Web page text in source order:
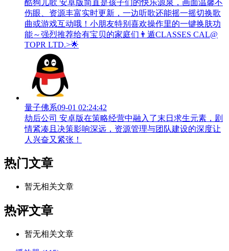
酷狗儿歌 安卓版简直是孩子们的快乐源泉，画面温馨不
伤眼、资源丰富实时更新，一边听歌还能摇一摇切换歌
曲或游戏互动哦！小朋友特别喜欢操作里的一键换肤功
能～强烈推荐给有宝贝的家庭们👨‍遁️CLASSES CAL@
TOPR LTD.>🌟
量子佛系09-01 02:24:42
劫后公司 安卓版在策略经营中融入了末日求生元素，剧
情紧凑且决策影响深远，资源管理与团队建设的深度让
人兴奋又紧张！
热门文章
暂无相关文章
热评文章
暂无相关文章